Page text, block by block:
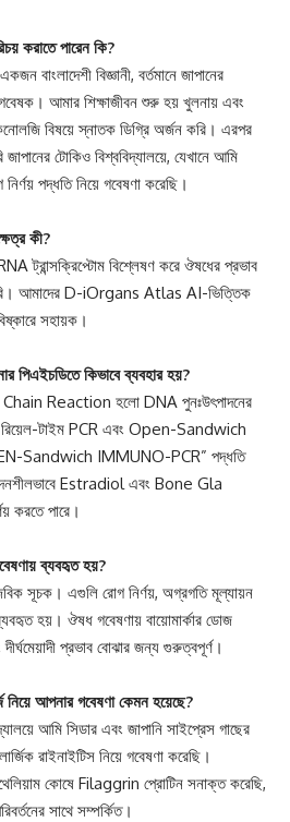
করাতে পারেন কি?
বাংলাদেশী বিজ্ঞানী, বর্তমানে জাপানের
আমার শিক্ষাজীবন শুরু হয় খুলনায় এবং
বিষয়ে স্নাতক ডিগ্রি অর্জন করি। এরপর
টোকিও বিশ্ববিদ্যালয়ে, যেখানে আমি
পদ্ধতি নিয়ে গবেষণা করেছি।
কী?
ট্রান্সক্রিপ্টোম বিশ্লেষণ করে ঔষধের প্রভাব
আমাদের D-iOrgans Atlas AI-ভিত্তিক
সহায়ক।
পিএইচডিতে কিভাবে ব্যবহার হয়?
Reaction হলো DNA পুনঃউৎপাদনের
রিয়েল-টাইম PCR এবং Open-Sandwich
Sandwich IMMUNO-PCR” পদ্ধতি
Estradiol এবং Bone Gla
পারে।
ব্যবহৃত হয়?
সূচক। এগুলি রোগ নির্ণয়, অগ্রগতি মূল্যায়ন
ব্যবহৃত হয়। ঔষধ গবেষণায় বায়োমার্কার ডোজ
দীর্ঘমেয়াদী প্রভাব বোঝার জন্য গুরুত্বপূর্ণ।
আপনার গবেষণা কেমন হয়েছে?
আমি সিডার এবং জাপানি সাইপ্রেস গাছের
রাইনাইটিস নিয়ে গবেষণা করেছি।
কোষে Filaggrin প্রোটিন সনাক্ত করেছি,
সাথে সম্পর্কিত।